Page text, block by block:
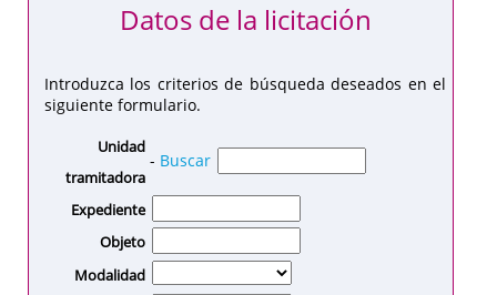
Introduzca los criterios de búsqueda deseados en el
siguiente formulario.
Datos de la licitación
Unidad
tramitadora
- Buscar
Expediente
Objeto
Modalidad